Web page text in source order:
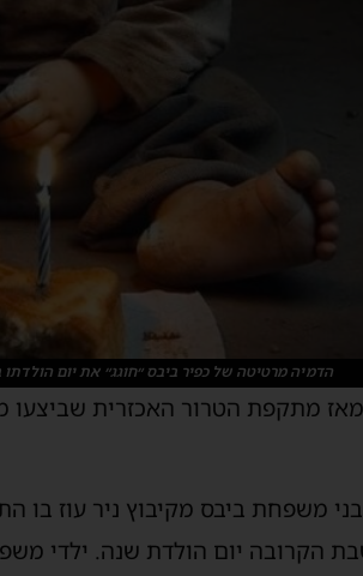
הדמיה מרטיטה של כפיר ביבס ״חוגג״ את יום הולדתו
3 חודשים מאז מתקפת הטרור האכזרית
משפחת ביבס מקיבוץ ניר עוז בו
הקרובה יום הולדת שנה. ילדי